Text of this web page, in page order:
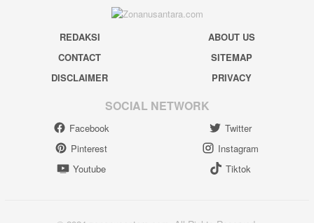
REDAKSI
ABOUT US
CONTACT
SITEMAP
DISCLAIMER
PRIVACY
SOCIAL NETWORK
Facebook
Twitter
Pinterest
Instagram
Youtube
Tiktok